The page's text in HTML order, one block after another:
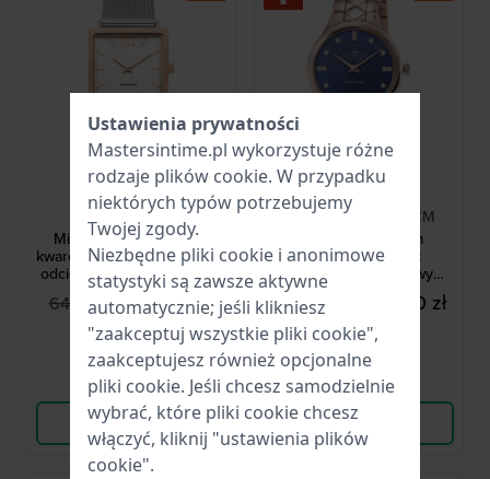
Danish Design
IV67Q1248
Miami 26.5 mm Damski
kwarcowy zegarek w dwóch
odcieniach różowego złota
644,00 zł 344,00 zł
● Dostępny
Porównaj
Wyświetl produkt
Mondia
MS-210-PR-04DBL-CM
Affinity City 32 mm
Elegancki zegarek
kwarcowy z diamentowymi
indeksami
1 651,00 zł 596,00 zł
● Dostępny
Porównaj
Wyświetl produkt
Ustawienia prywatności
Mastersintime.pl wykorzystuje różne
rodzaje plików cookie. W przypadku
niektórych typów potrzebujemy
Twojej zgody.
Niezbędne pliki cookie i anonimowe
statystyki są zawsze aktywne
automatycznie; jeśli klikniesz
"zaakceptuj wszystkie pliki cookie",
zaakceptujesz również opcjonalne
pliki cookie. Jeśli chcesz samodzielnie
wybrać, które pliki cookie chcesz
włączyć, kliknij "ustawienia plików
cookie".